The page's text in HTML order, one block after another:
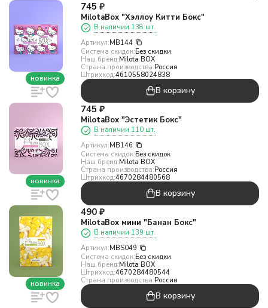
новинка
745 ₽
MilotaBox "Хэллоу Китти Бокс"
В наличии 138 шт.
Артикул:MB144
Система скидок:Без скидки
Наш бренд:Milota BOX
Страна производства:Россия
Штрихкод:4610558024838
В корзину
новинка
745 ₽
MilotaBox "Эстетик Бокс"
В наличии 110 шт.
Артикул:MB146
Система скидок:Без скидок
Наш бренд:Milota BOX
Страна производства:Россия
Штрихкод:4670284480568
В корзину
новинка
490 ₽
MilotaBox мини "Банан Бокс"
В наличии 139 шт.
Артикул:MBS049
Система скидок:Без скидки
Наш бренд:Milota BOX
Штрихкод:4670284480544
Страна производства:Россия
В корзину